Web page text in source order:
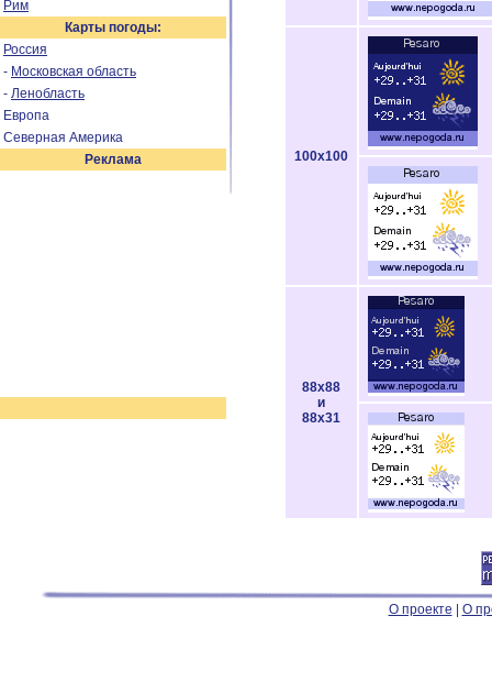
Рим
Карты погоды:
Россия
- Московская область
- Ленобласть
Европа
Северная Америка
Реклама
100x100
88x88
и
88x31
О проекте О